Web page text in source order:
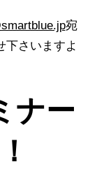
宛
下さいますよ
ナー